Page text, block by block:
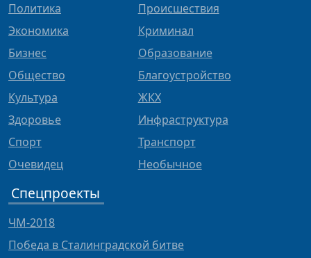
Политика
Экономика
Бизнес
Общество
Культура
Здоровье
Спорт
Очевидец
Происшествия
Криминал
Образование
Благоустройство
ЖКХ
Инфраструктура
Транспорт
Необычное
Спецпроекты
ЧМ-2018
Победа в Сталинградской битве